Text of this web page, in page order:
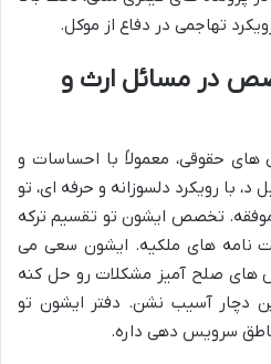
تهاجمی در دفاع از موکل.
در مسائل ارث و
های حقوقی، معمولاً با احساسات و
د، با رویکرد دلسوزانه و حرفه ای، تو
تخصص ایشون تو تقسیم ترکه
نامه های ملکیه. ایشون سعی می
های صلح آمیز مشکلات رو حل کنه
دچار آسیب نشن. دفتر ایشون تو
سرویس دهی داره.